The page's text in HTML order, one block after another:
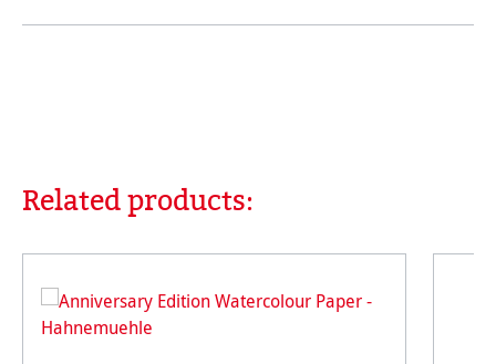
Ignorer la galerie de produits
Related products: